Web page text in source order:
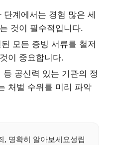
단계에서는 경험 많은 세
것이 필수적입니다.
모든 증빙 서류를 철저
이 중요합니다.
등 공신력 있는 기관의 정
처벌 수위를 미리 파악
, 명확히 알아보세요성립